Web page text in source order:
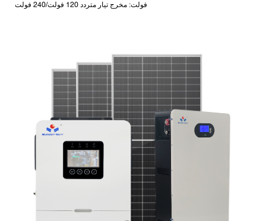
فولت: مخرج تيار متردد 120 فولت/240 فولت